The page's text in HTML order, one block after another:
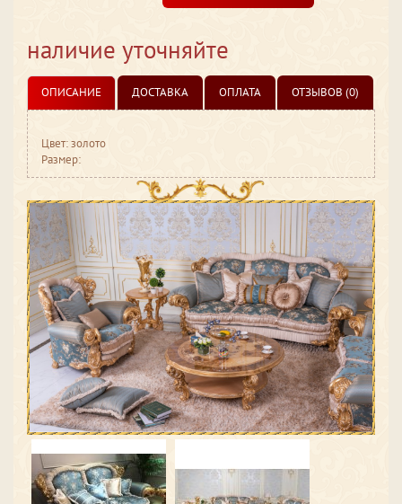
наличие уточняйте
ОПИСАНИЕ ДОСТАВКА ОПЛАТА ОТЗЫВОВ (0)
Цвет: золото
Размер: